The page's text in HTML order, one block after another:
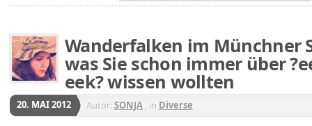
Wanderfalken im Münchner
was Sie schon immer über
eek? wissen wollten
20. MAI 2012 Autor:SONJA , in Diverse